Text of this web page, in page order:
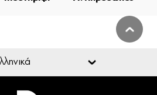
Ελληνικά